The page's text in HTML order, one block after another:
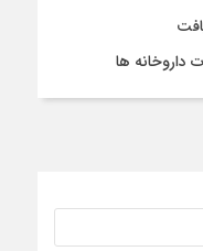
داروخانه ها